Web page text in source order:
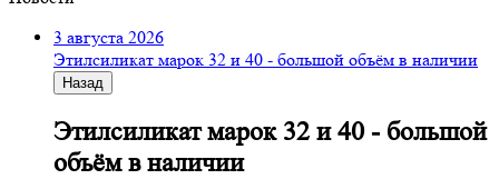
3 августа 2026
Этилсиликат марок 32 и 40 - большой объём в наличии
Назад
Этилсиликат марок 32 и 40 - большой
объём в наличии